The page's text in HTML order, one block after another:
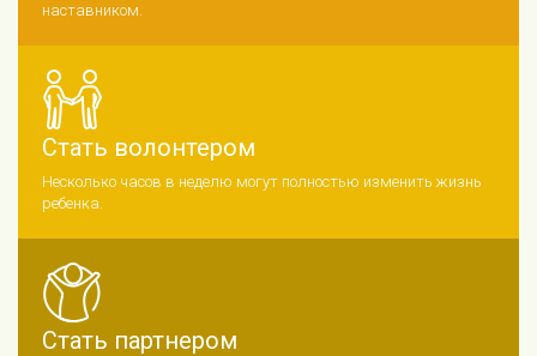
наставником.
Стать волонтером
Несколько часов в неделю могут полностью изменить жизнь
ребенка.
Стать партнером